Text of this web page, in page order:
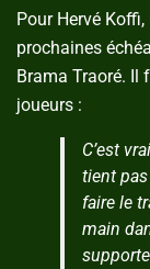
Pour Hervé
prochaines
Brama Traoré. Il
joueurs :
C’est
tient pas
faire le
main